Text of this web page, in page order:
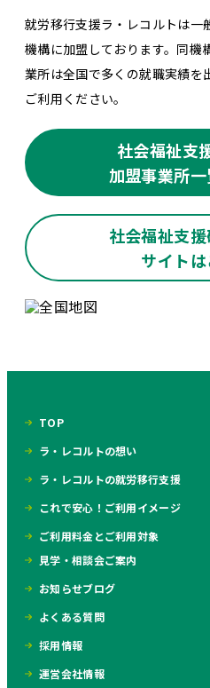
就労移行支援ラ・レコルトは一
機構に加盟しております。同機
業所は全国で多くの就職実績を
ご利用ください。
社会福祉支
加盟事業所
社会福祉支
サイト
TOP
ラ・レコルトの想い
ラ・レコルトの就労移行支援
これで安心！ご利用イメージ
ご利用料金とご利用対象
見学・相談会ご案内
お知らせブログ
よくある質問
採用情報
運営会社情報